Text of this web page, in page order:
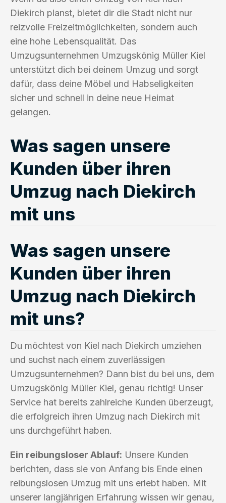
Diekirch planst, bietet dir die Stadt nicht nur
reizvolle Freizeitmöglichkeiten, sondern auch
eine hohe Lebensqualität. Das
Umzugsunternehmen Umzugskönig Müller Kiel
unterstützt dich bei deinem Umzug und sorgt
dafür, dass deine Möbel und Habseligkeiten
sicher und schnell in deine neue Heimat
gelangen.
Was sagen unsere
Kunden über ihren
Umzug nach Diekirch
mit uns
Was sagen unsere
Kunden über ihren
Umzug nach Diekirch
mit uns?
Du möchtest von Kiel nach Diekirch umziehen
und suchst nach einem zuverlässigen
Umzugsunternehmen? Dann bist du bei uns, dem
Umzugskönig Müller Kiel, genau richtig! Unser
Service hat bereits zahlreiche Kunden überzeugt,
die erfolgreich ihren Umzug nach Diekirch mit
uns durchgeführt haben.
Ein reibungsloser Ablauf: Unsere Kunden
berichten, dass sie von Anfang bis Ende einen
reibungslosen Umzug mit uns erlebt haben. Mit
unserer langjährigen Erfahrung wissen wir genau,